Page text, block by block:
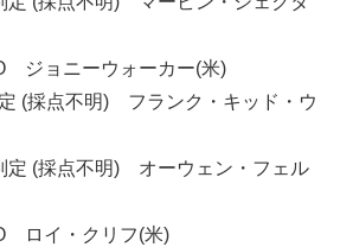
ジョニーウォーカー(米)
(採点不明) フランク・キッド・ウ
(採点不明) オーウェン・フェル
ロイ・クリフ(米)